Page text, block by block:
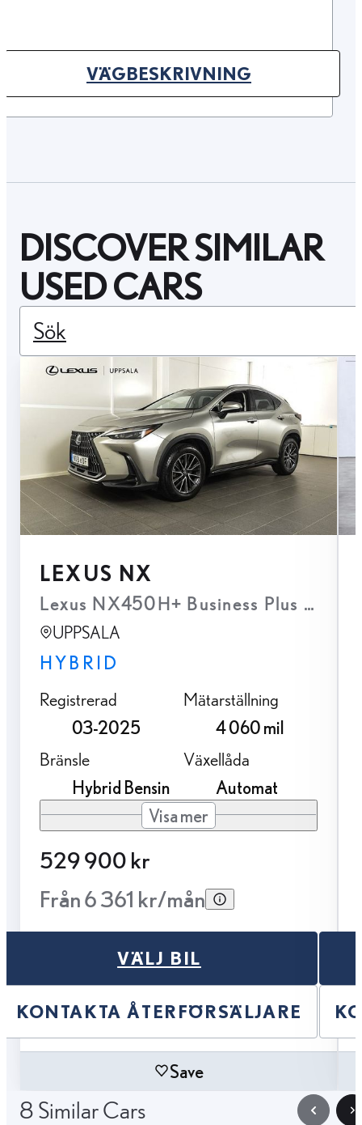
VÄGBESKRIVNING
(OPENS IN NEW TAB)
DISCOVER SIMILAR
USED CARS
Sök
LEXUS NX
Lexus NX450H+ Business Plus Plug-
UPPSALA
HYBRID
Registrerad
03-2025
Mätarställning
4 060 mil
Bränsle
Hybrid Bensin
Växellåda
Automat
Visa mer
529 900 kr
Från 6 361 kr/mån
VÄLJ BIL
KONTAKTA ÅTERFÖRSÄLJARE
Save
8 Similar Cars